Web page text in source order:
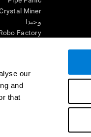
our
and
that
Miner
وحيدا
Factory
قم بالمطابقة
فوضى
سباق الرخام